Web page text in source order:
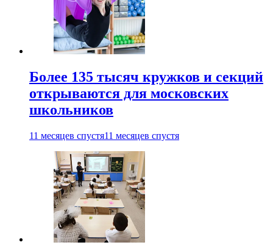
Более 135 тысяч кружков и секций
открываются для московских
школьников
11 месяцев спустя11 месяцев спустя